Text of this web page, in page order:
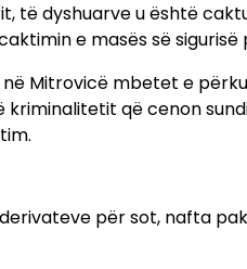
të dyshuarve u është
e masës së sigurisë
në Mitrovicë mbetet e
që cenon
për sot, nafta